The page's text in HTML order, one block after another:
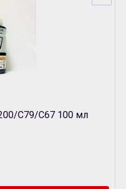
C79/C67 100 мл